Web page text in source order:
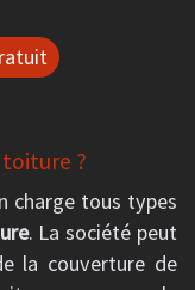
?
charge tous types
. La société peut
la couverture de